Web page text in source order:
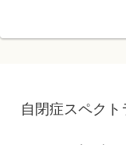
自閉症スペク